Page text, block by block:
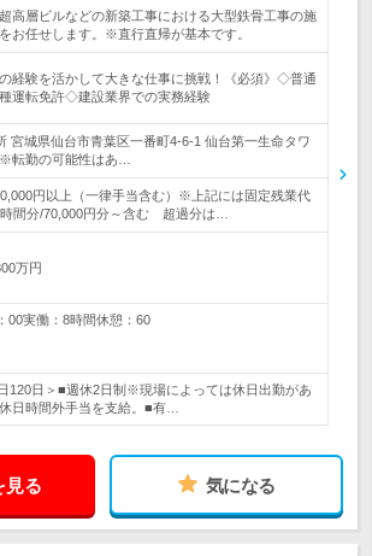
高層ビルなどの新築工事における大型鉄骨工事の施
お任せします。※直行直帰が基本です。
経験を活かして大きな仕事に挑戦！《必須》◇普通
運転免許◇建設業界での実務経験
宮城県仙台市青葉区一番町4-6-1 仙台第一生命タワ
転勤の可能性はあ…
円以上（一律手当含む）※上記には固定残業代
時間分/70,000円分～含む 超過分は…
万円
00実働：8時間休憩：60
120日＞■週休2日制※現場によっては休日出勤があ
日時間外手当を支給。■有…
見る 気になる